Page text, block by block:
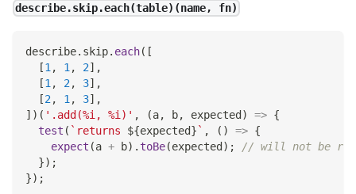
describe.skip.each(table)(name, fn)
describe. skip. each( [
[1 , 1 , 2] ,
[1 , 2, 3] ,
[2, 1 , 3] ,
] ) ( '.add(%i, %i)' , (a, b, expected ) => {
test ( ` returns ${expected} ` , ( ) => {
expect (a + b) . toBe(expected ) ;
// will not be run
}) ;
}) ;